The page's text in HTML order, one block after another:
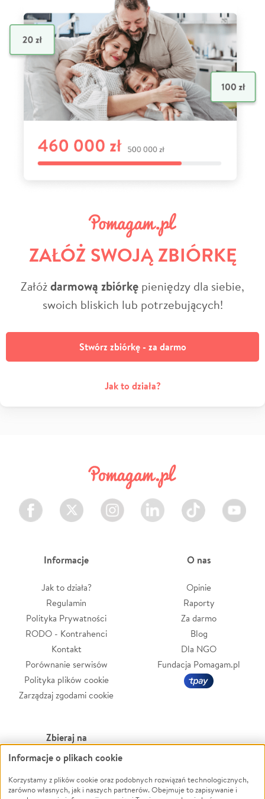
ZAŁÓŻ SWOJĄ ZBIÓRKĘ
Załóżdarmową zbiórkę pieniędzy dla siebie,
swoich bliskich lub potrzebujących!
Stwórz zbiórkę - za darmo
Jak to działa?
Facebook Twitter Instagram LinkedIn TikTok Youtube
Informacje
Jak to działa?
Regulamin
Polityka Prywatności
RODO - Kontrahenci
Kontakt
Porównanie serwisów
Polityka plików cookie
Zarządzaj zgodami cookie
O nas
Opinie
Raporty
Za darmo
Blog
Dla NGO
Fundacja Pomagam.pl
Zbieraj na
Leczenie
Zwierzęta
Pożar
Powódź
Wichura
Informacje o plikach cookie
Korzystamy z plików cookie oraz podobnych rozwiązań technologicznych,
zarówno własnych, jak i naszych partnerów. Obejmuje to zapisywanie i